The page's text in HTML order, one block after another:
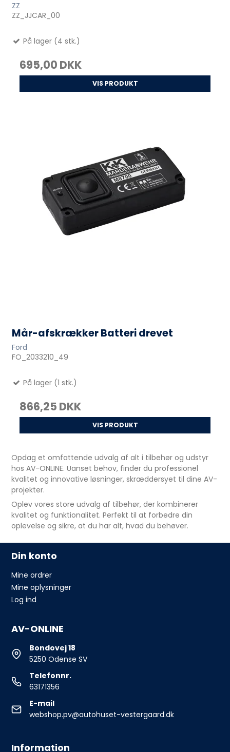
ZZ
ZZ_JJCAR_00
På lager (4 stk.)
695,00 DKK
VIS PRODUKT
Mår-afskrækker Batteri drevet
Ford
FO_2033210_49
På lager (1 stk.)
866,25 DKK
VIS PRODUKT
Opdag et omfattende udvalg af alt i tilbehør og udstyr
hos AV-ONLINE. Uanset behov, finder du professionel
kvalitet og innovative løsninger, skræddersyet til dine AV-
projekter.
Oplev vores store udvalg af tilbehør, der kombinerer
kvalitet og funktionalitet. Perfekt til at forbedre din
oplevelse og sikre, at du har alt, hvad du behøver.
Din konto
Mine ordrer
Mine oplysninger
Log ind
AV-ONLINE
Bondovej 18
5250 Odense SV
Telefonnr.
63171356
E-mail
webshop.pv@autohuset-vestergaard.dk
Information